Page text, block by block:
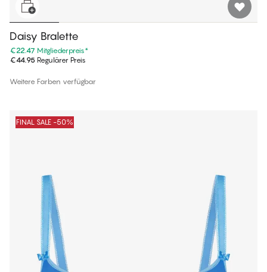
Daisy Bralette
€22.47 Mitgliederpreis*
€44.95 Regulärer Preis
Weitere Farben verfügbar
FINAL SALE -50%